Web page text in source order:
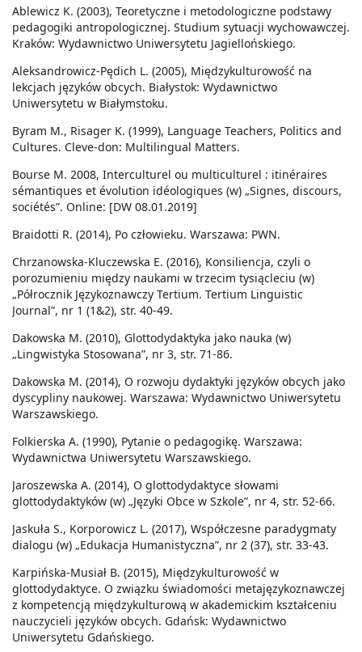
Ablewicz K. (2003), Teoretyczne i metodologiczne podstawy
pedagogiki antropologicznej. Studium sytuacji wychowawczej.
Kraków: Wydawnictwo Uniwersytetu Jagiellońskiego.
Aleksandrowicz-Pędich L. (2005), Międzykulturowość na
lekcjach języków obcych. Białystok: Wydawnictwo
Uniwersytetu w Białymstoku.
Byram M., Risager K. (1999), Language Teachers, Politics and
Cultures. Cleve-don: Multilingual Matters.
Bourse M. 2008, Interculturel ou multiculturel : itinéraires
sémantiques et évolution idéologiques (w) „Signes, discours,
sociétés”. Online: [DW 08.01.2019]
Braidotti R. (2014), Po człowieku. Warszawa: PWN.
Chrzanowska-Kluczewska E. (2016), Konsiliencja, czyli o
porozumieniu między naukami w trzecim tysiącleciu (w)
„Półrocznik Językoznawczy Tertium. Tertium Linguistic
Journal”, nr 1 (1&2), str. 40-49.
Dakowska M. (2010), Glottodydaktyka jako nauka (w)
„Lingwistyka Stosowana”, nr 3, str. 71-86.
Dakowska M. (2014), O rozwoju dydaktyki języków obcych jako
dyscypliny naukowej. Warszawa: Wydawnictwo Uniwersytetu
Warszawskiego.
Folkierska A. (1990), Pytanie o pedagogikę. Warszawa:
Wydawnictwa Uniwersytetu Warszawskiego.
Jaroszewska A. (2014), O glottodydaktyce słowami
glottodydaktyków (w) „Języki Obce w Szkole”, nr 4, str. 52-66.
Jaskuła S., Korporowicz L. (2017), Współczesne paradygmaty
dialogu (w) „Edukacja Humanistyczna”, nr 2 (37), str. 33-43.
Karpińska-Musiał B. (2015), Międzykulturowość w
glottodydaktyce. O związku świadomości metajęzykoznawczej
z kompetencją międzykulturową w akademickim kształceniu
nauczycieli języków obcych. Gdańsk: Wydawnictwo
Uniwersytetu Gdańskiego.